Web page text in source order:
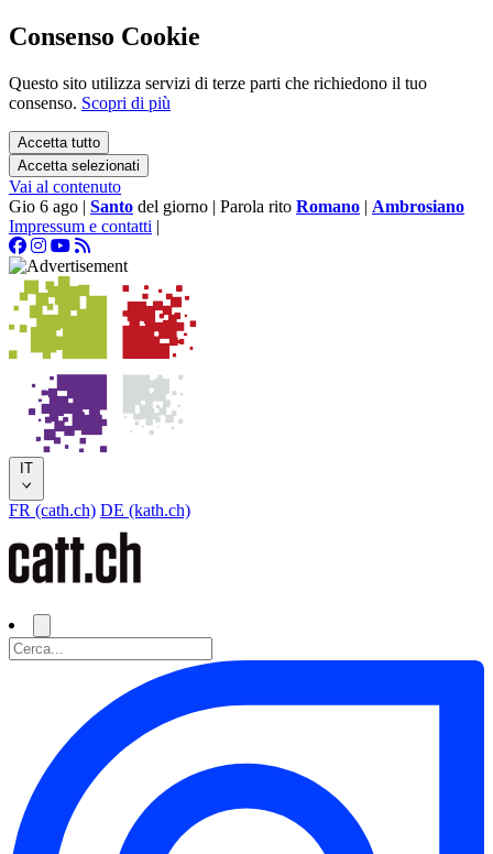
Consenso Cookie
Questo sito utilizza servizi di terze parti che richiedono il tuo
consenso. Scopri di più
Accetta tutto
Accetta selezionati
Vai al contenuto
Gio 6 ago | Santo del giorno | Parola rito Romano | Ambrosiano
Impressum e contatti |
IT
FR (cath.ch) DE (kath.ch)